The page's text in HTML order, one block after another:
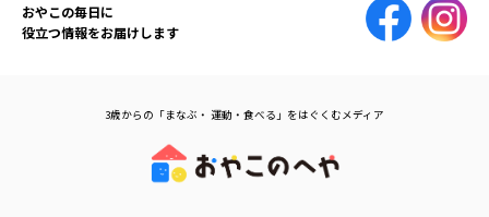
おやこの毎日に
役立つ情報をお届けします
3歳からの「まなぶ・ 運動・食べる」をはぐくむメディア